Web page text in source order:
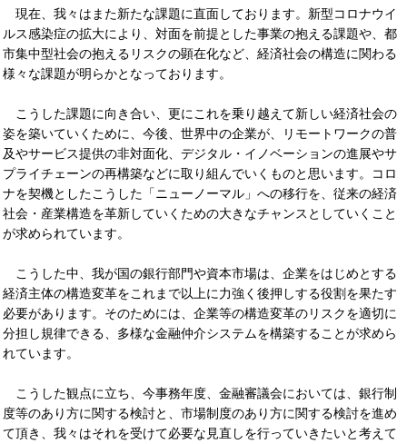
現在、我々はまた新たな課題に直面しております。新型コロナウイ
ルス感染症の拡大により、対面を前提とした事業の抱える課題や、都
市集中型社会の抱えるリスクの顕在化など、経済社会の構造に関わる
様々な課題が明らかとなっております。
こうした課題に向き合い、更にこれを乗り越えて新しい経済社会の
姿を築いていくために、今後、世界中の企業が、リモートワークの普
及やサービス提供の非対面化、デジタル・イノベーションの進展やサ
プライチェーンの再構築などに取り組んでいくものと思います。コロ
ナを契機としたこうした「ニューノーマル」への移行を、従来の経済
社会・産業構造を革新していくための大きなチャンスとしていくこと
が求められています。
こうした中、我が国の銀行部門や資本市場は、企業をはじめとする
経済主体の構造変革をこれまで以上に力強く後押しする役割を果たす
必要があります。そのためには、企業等の構造変革のリスクを適切に
分担し規律できる、多様な金融仲介システムを構築することが求めら
れています。
こうした観点に立ち、今事務年度、金融審議会においては、銀行制
度等のあり方に関する検討と、市場制度のあり方に関する検討を進め
て頂き、我々はそれを受けて必要な見直しを行っていきたいと考えて